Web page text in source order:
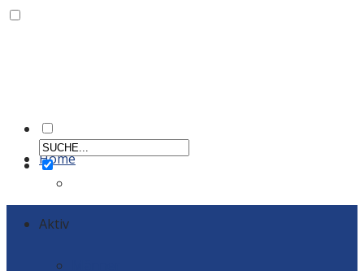
Home
Aktiv